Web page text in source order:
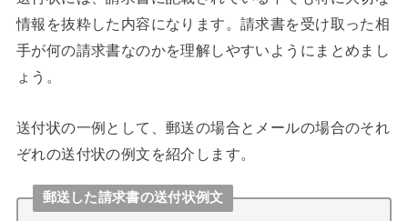
情報を抜粋した内容になります。請求書を受け取った相
手が何の請求書なのかを理解しやすいようにまとめまし
ょう。
送付状の一例として、郵送の場合とメールの場合のそれ
ぞれの送付状の例文を紹介します。
郵送した請求書の送付状例文